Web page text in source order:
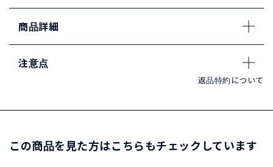
商品詳細
注意点
返品特約について
この商品を見た方はこちらもチェックしています